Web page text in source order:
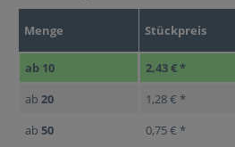
Menge Stückpreis
ab 10 2,43 € *
ab 20 1,28 € *
ab 50 0,75 € *